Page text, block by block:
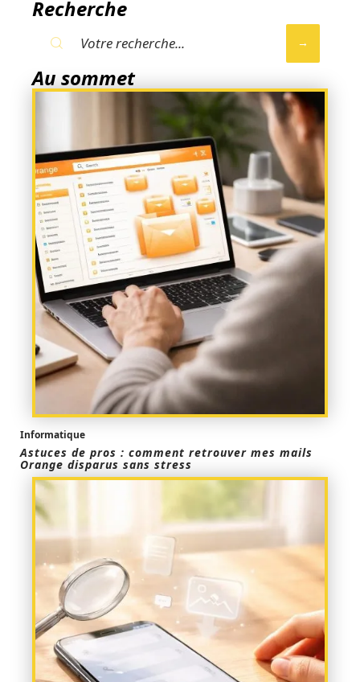
Recherche
Au sommet
Informatique
Astuces de pros : comment retrouver mes mails
Orange disparus sans stress